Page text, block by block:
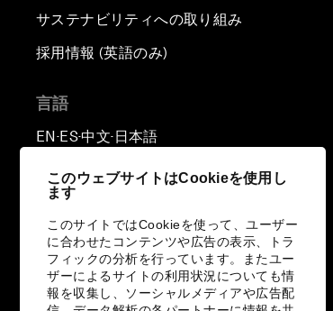
このウェブサイトはCookieを使用し
ます
このサイトではCookieを使って、ユーザー
に合わせたコンテンツや広告の表示、トラ
フィックの分析を行っています。またユー
ザーによるサイトの利用状況についても情
報を収集し、ソーシャルメディアや広告配
サステナビリティへの取り組み
採用情報 (英語のみ)
言語
EN ▪ ES▪中文▪ 日本語